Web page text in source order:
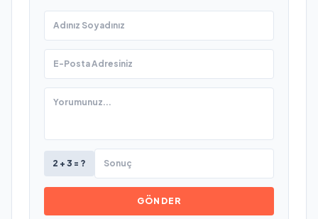
2 + 3 = ?
GÖNDER